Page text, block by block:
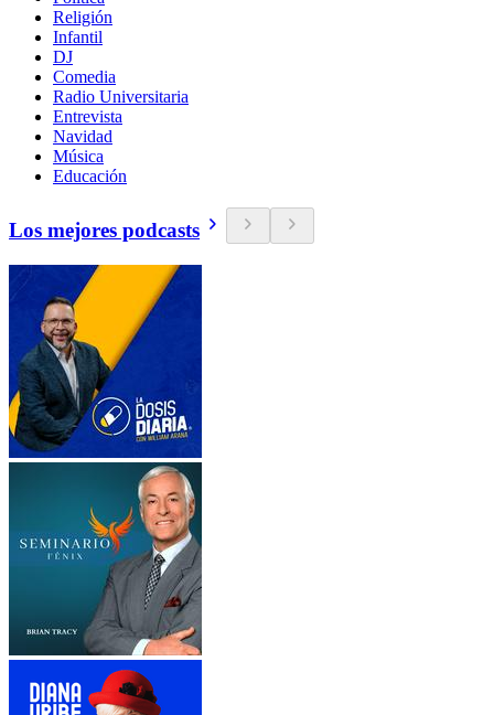
Religión
Infantil
DJ
Comedia
Radio Universitaria
Entrevista
Navidad
Música
Educación
Los mejores podcasts